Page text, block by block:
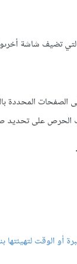
تضيف شاشة
المحددة
الحرص على تحديد
أو الوقت لتهيئتها